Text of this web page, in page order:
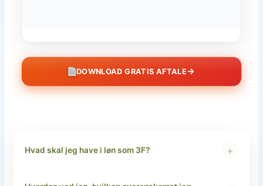
DOWNLOAD GRATIS AFTALE→
Hvad skal jeg have i løn som 3F? +